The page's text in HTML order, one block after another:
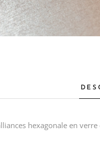
hexagonale en